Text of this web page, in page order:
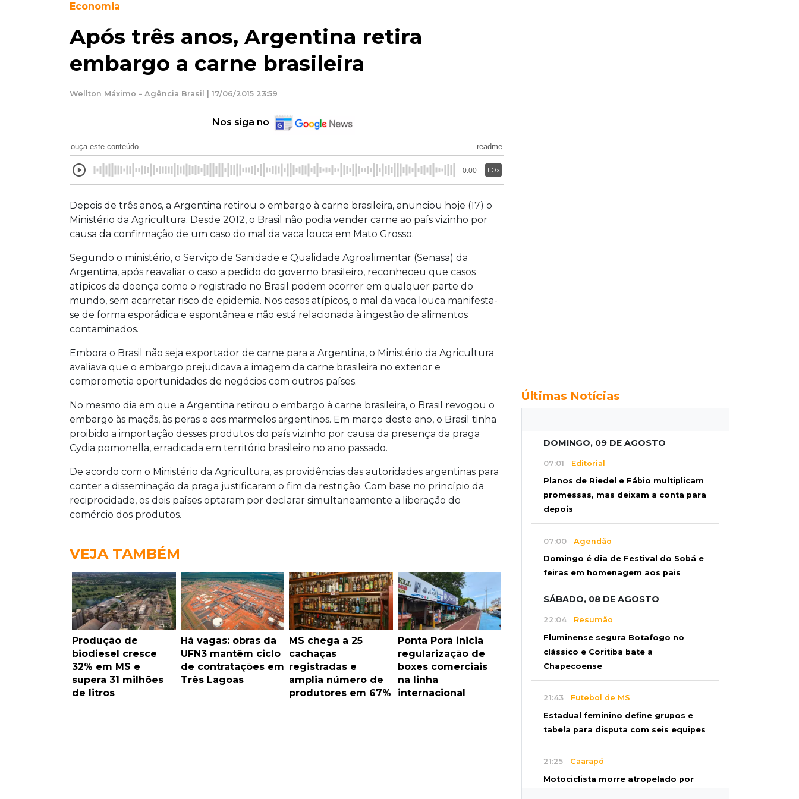
Economia
Após três anos, Argentina retira
embargo a carne brasileira
Wellton Máximo – Agência Brasil | 17/06/2015 23:59
Nos siga no
ouça este conteúdo readme
0:00 1.0x
Depois de três anos, a Argentina retirou o embargo à carne brasileira, anunciou hoje (17) o
Ministério da Agricultura. Desde 2012, o Brasil não podia vender carne ao país vizinho por
causa da confirmação de um caso do mal da vaca louca em Mato Grosso.
Segundo o ministério, o Serviço de Sanidade e Qualidade Agroalimentar (Senasa) da
Argentina, após reavaliar o caso a pedido do governo brasileiro, reconheceu que casos
atípicos da doença como o registrado no Brasil podem ocorrer em qualquer parte do
mundo, sem acarretar risco de epidemia. Nos casos atípicos, o mal da vaca louca manifesta-
se de forma esporádica e espontânea e não está relacionada à ingestão de alimentos
contaminados.
Embora o Brasil não seja exportador de carne para a Argentina, o Ministério da Agricultura
avaliava que o embargo prejudicava a imagem da carne brasileira no exterior e
comprometia oportunidades de negócios com outros países.
No mesmo dia em que a Argentina retirou o embargo à carne brasileira, o Brasil revogou o
embargo às maçãs, às peras e aos marmelos argentinos. Em março deste ano, o Brasil tinha
proibido a importação desses produtos do país vizinho por causa da presença da praga
Cydia pomonella, erradicada em território brasileiro no ano passado.
De acordo com o Ministério da Agricultura, as providências das autoridades argentinas para
conter a disseminação da praga justificaram o fim da restrição. Com base no princípio da
reciprocidade, os dois países optaram por declarar simultaneamente a liberação do
comércio dos produtos.
VEJA TAMBÉM
Produção de
biodiesel cresce
32% em MS e
supera 31 milhões
de litros
Há vagas: obras da
UFN3 mantêm ciclo
de contratações em
Três Lagoas
MS chega a 25
cachaças
registradas e
amplia número de
produtores em 67%
Ponta Porã inicia
regularização de
boxes comerciais
na linha
internacional
Últimas Notícias
DOMINGO, 09 DE AGOSTO
07:01 Editorial
Planos de Riedel e Fábio multiplicam
promessas, mas deixam a conta para
depois
07:00 Agendão
Domingo é dia de Festival do Sobá e
feiras em homenagem aos pais
SÁBADO, 08 DE AGOSTO
22:04 Resumão
Fluminense segura Botafogo no
clássico e Coritiba bate a
Chapecoense
21:43 Futebol de MS
Estadual feminino define grupos e
tabela para disputa com seis equipes
21:25 Caarapó
Motociclista morre atropelado por